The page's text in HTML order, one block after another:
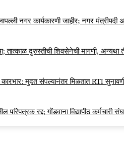
नगर कार्यकारणी जाहीर; नगर
तात्काळ दुरुस्तीची शिवसेनेची मागणी, अन्यथा
मुदत संपल्यानंतर मिळतात RTI
परिपत्रक रद्द; गोंडवाना विद्यापीठ